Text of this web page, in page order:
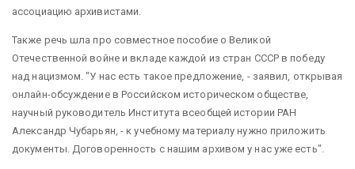
ассоциацию архивистами.
Также речь шла про совместное пособие о Великой
Отечественной войне и вкладе каждой из стран СССР в победу
над нацизмом. "У нас есть такое предложение, - заявил, открывая
онлайн-обсуждение в Российском историческом обществе,
научный руководитель Института всеобщей истории РАН
Александр Чубарьян, - к учебному материалу нужно приложить
документы. Договоренность с нашим архивом у нас уже есть".